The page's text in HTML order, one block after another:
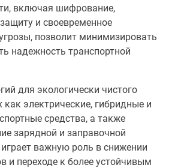
включая шифрование,
и своевременное
позволит минимизировать
надежность транспортной
для экологически чистого
как электрические, гибридные и
средства, а также
зарядной и заправочной
важную роль в снижении
и переходе к более устойчивым